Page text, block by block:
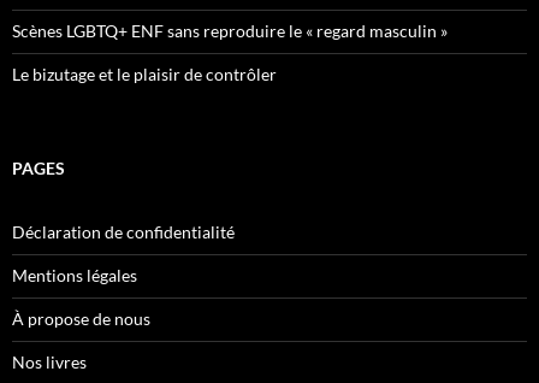
Scènes LGBTQ+ ENF sans reproduire le « regard masculin »
Le bizutage et le plaisir de contrôler
PAGES
Déclaration de confidentialité
Mentions légales
À propose de nous
Nos livres